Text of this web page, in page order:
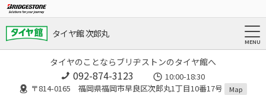
タイヤ館 次郎丸
タイヤのことならブリヂストンのタイヤ館へ
092-874-3123
10:00-18:30
〒814-0165 福岡県福岡市早良区次郎丸1丁目10番17号
Map